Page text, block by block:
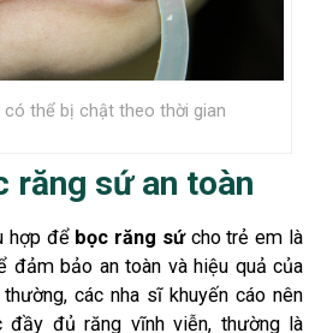
có thể bị chật theo thời gian
răng sứ an toàn
hợp để bọc răng sứcho trẻ em là
đảm bảo an toàn và hiệu quả của
các nha sĩ khuyến cáo nên
đủ răng vĩnh viễn, thường là